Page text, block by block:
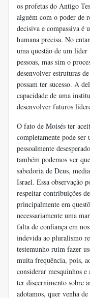
os profetas do Antigo
alguém com o poder de
decisiva e compassiva é
humana precisa. No
uma questão de um líder
pessoas, mas sim o
desenvolver estruturas
possam ter sucesso. A
capacidade de uma
desenvolver futuros
O fato de Moisés ter
completamente pode ser
pessoalmente
também podemos ver
sabedoria de Deus,
Israel. Essa observação
respeitar contribuições
principalmente em
necessariamente uma
falta de confiança em
indevida ao pluralismo
testemunho ruim fazer
muita frequência, pois,
considerar mesquinhos
ter discernimento sobre
adotamos, quer venha